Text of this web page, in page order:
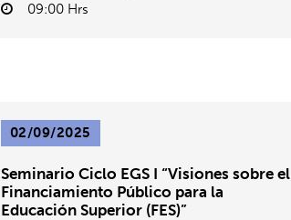
09:00 Hrs
02/09/2025
Seminario Ciclo EGS I “Visiones sobre el
Financiamiento Público para la
Educación Superior (FES)”